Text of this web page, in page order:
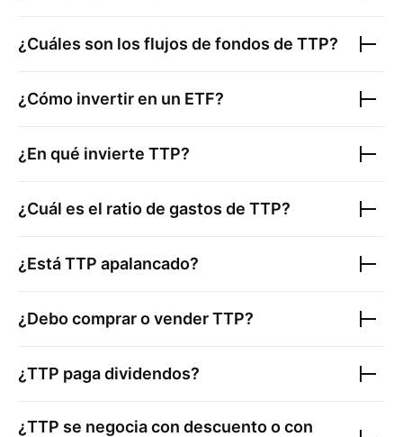
¿Cuáles son los flujos de fondos de TTP?
¿Cómo invertir en un ETF?
¿En qué invierte TTP?
¿Cuál es el ratio de gastos de TTP?
¿EstáTTP apalancado?
¿Debo comprar o venderTTP?
¿TTP paga dividendos?
¿TTP se negocia con descuento o con